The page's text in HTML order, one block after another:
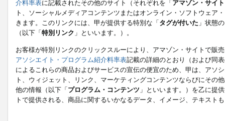
介料率表に記載されたその他のサイト（それぞれを「アマゾン・サイト
ト、ソーシャルメディアコンテンツまたはオンライン・ソフトウェア
きます。このリンクには、甲が提供する特別な「タグが付いた 」状態
（以下「特別リンク 」といいます。）。
お客様が特別リンクのクリックスルーにより、アマゾン・サイトで販
アソシエイト・プログラム紹介料率表記載の詳細のとおり（および同
によるこれらの商品およびサービスの宣伝の便宜のため、甲は、アソ
ト、ウィジェット、リンク、マーケティングコンテンツならびにその
他の情報（以下「プログラム・コンテンツ 」といいます。）を乙に提
トで提供される、商品に関するいかなるデータ、イメージ、テキス